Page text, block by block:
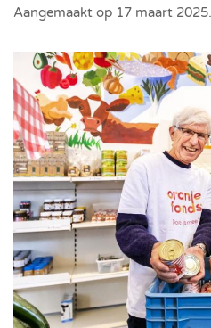
Aangemaakt op 17 maart 2025.